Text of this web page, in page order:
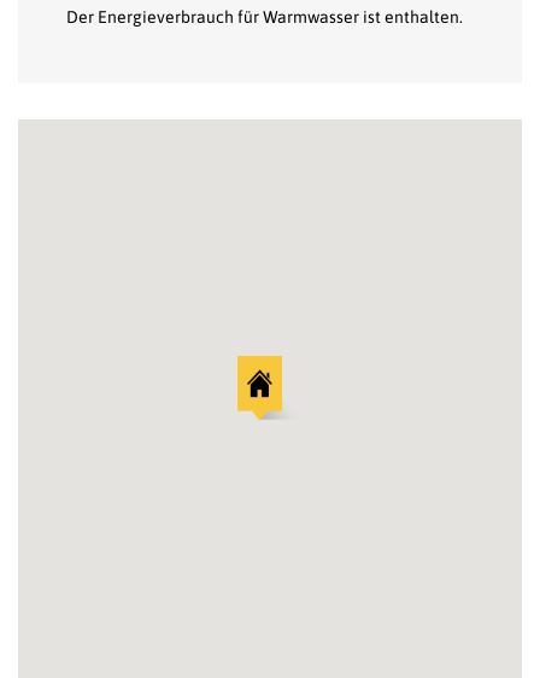
Der Energieverbrauch für Warmwasser ist enthalten.